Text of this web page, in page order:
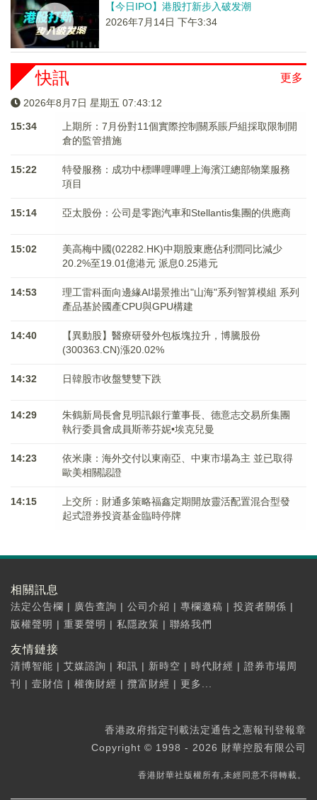
【今日IPO】港股打新步入破发潮
2026年7月14日 下午3:34
更多
快訊
2026年8月7日 星期五 07:43:12
15:34
上期所：7月份對11個實際控制關系賬戶組採取限制開
倉的監管措施
15:22
特發服務：成功中標嗶哩嗶哩上海濱江總部物業服務
項目
15:14 亞太股份：公司是零跑汽車和Stellantis集團的供應商
15:02
美高梅中國(02282.HK)中期股東應佔利潤同比減少
20.2%至19.01億港元 派息0.25港元
14:53
理工雷科面向邊緣AI場景推出"山海"系列智算模組 系列
產品基於國產CPU與GPU構建
14:40
【異動股】醫療研發外包板塊拉升，博騰股份
(300363.CN)漲20.02%
14:32 日韓股市收盤雙雙下跌
14:29
朱鶴新局長會見明訊銀行董事長、德意志交易所集團
執行委員會成員斯蒂芬妮•埃克兒曼
14:23
依米康：海外交付以東南亞、中東市場為主 並已取得
歐美相關認證
14:15
上交所：財通多策略福鑫定期開放靈活配置混合型發
起式證券投資基金臨時停牌
相關訊息
法定公告欄 | 廣告查詢 | 公司介紹 | 專欄邀稿 | 投資者關係 |
版權聲明 | 重要聲明 | 私隱政策 | 聯絡我們
友情鏈接
清博智能 | 艾媒諮詢 | 和訊 | 新時空 | 時代財經 | 證券市場周
刊
| 壹財信 | 權衡財經 | 攬富財經 | 更多...
香港政府指定刊載法定通告之憲報刊登報章
Copyright © 1998 - 2026 財華控股有限公司
香港財華社版權所有,未經同意不得轉載。